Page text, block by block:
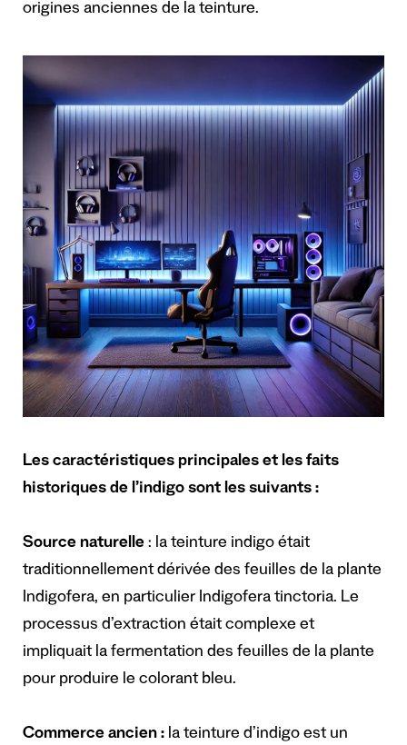
origines anciennes de la teinture.
Les caractéristiques principales et les faits
historiques de l’indigo sont les suivants :
Source naturelle : la teinture indigo était
traditionnellement dérivée des feuilles de la plante
Indigofera, en particulier Indigofera tinctoria. Le
processus d’extraction était complexe et
impliquait la fermentation des feuilles de la plante
pour produire le colorant bleu.
Commerce ancien : la teinture d’indigo est un